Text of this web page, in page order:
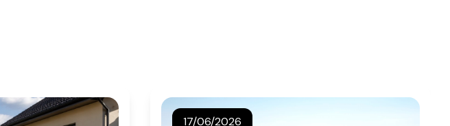
17/06/2026